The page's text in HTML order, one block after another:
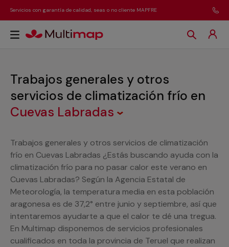
Servicios con garantía de calidad, seas o no cliente MAPFRE
Trabajos generales y otros
servicios de climatización frío en
Cuevas Labradas
Trabajos generales y otros servicios de climatización
frío en Cuevas Labradas ¿Estás buscando ayuda con la
climatización frío para no pasar calor este verano en
Cuevas Labradas? Según la Agencia Estatal de
Meteorología, la temperatura media en esta población
aragonesa es de 37,2° entre junio y septiembre, así que
intentaremos ayudarte a que el calor te dé una tregua.
En Multimap disponemos de servicios profesionales
cualificados en toda la provincia de Teruel que realizan